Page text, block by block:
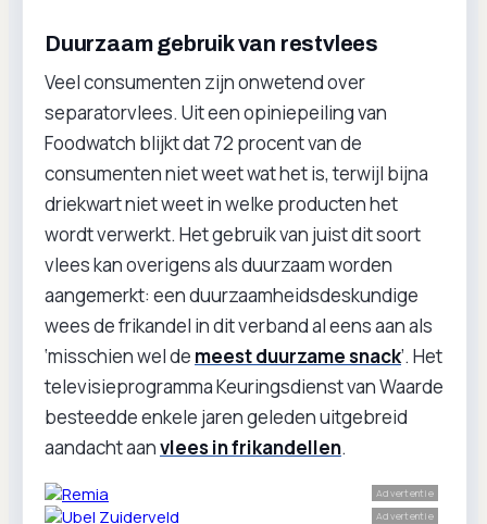
Duurzaam gebruik van restvlees
Veel consumenten zijn onwetend over
separatorvlees. Uit een opiniepeiling van
Foodwatch blijkt dat 72 procent van de
consumenten niet weet wat het is, terwijl bijna
driekwart niet weet in welke producten het
wordt verwerkt. Het gebruik van juist dit soort
vlees kan overigens als duurzaam worden
aangemerkt: een duurzaamheidsdeskundige
wees de frikandel in dit verband al eens aan als
‘misschien wel de meest duurzame snack’. Het
televisieprogramma Keuringsdienst van Waarde
besteedde enkele jaren geleden uitgebreid
aandacht aanvlees in frikandellen.
Advertentie
Advertentie